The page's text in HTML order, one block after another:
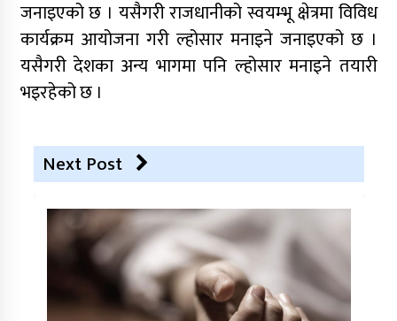
जनाइएको छ । यसैगरी राजधानीको स्वयम्भू क्षेत्रमा विविध
कार्यक्रम आयोजना गरी ल्होसार मनाइने जनाइएको छ ।
यसैगरी देशका अन्य भागमा पनि ल्होसार मनाइने तयारी
भइरहेको छ ।
Next Post